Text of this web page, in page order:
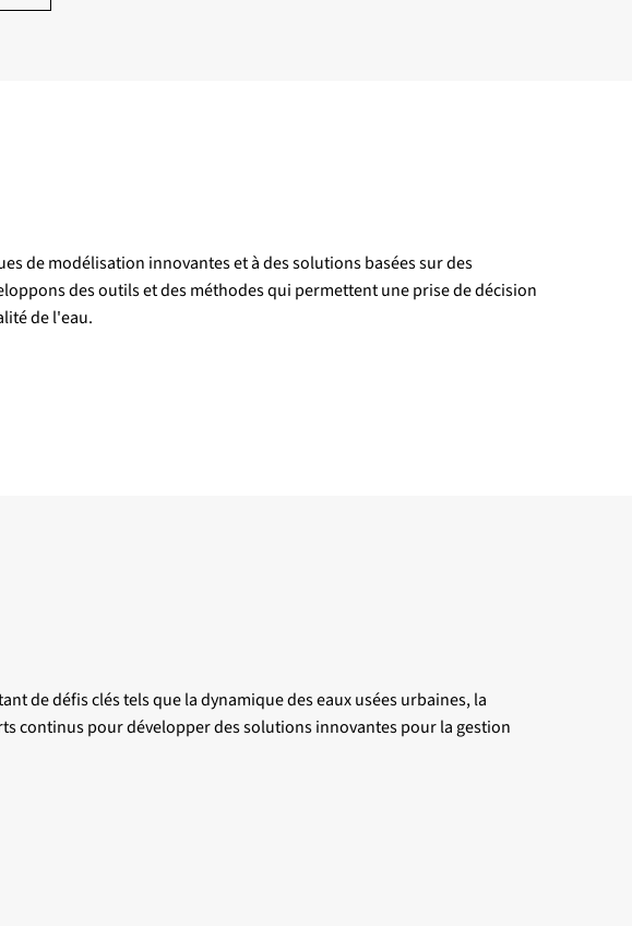
de modélisation innovantes et à des solutions basées sur des
des outils et des méthodes qui permettent une prise de décision
de l'eau.
de défis clés tels que la dynamique des eaux usées urbaines, la
continus pour développer des solutions innovantes pour la gestion